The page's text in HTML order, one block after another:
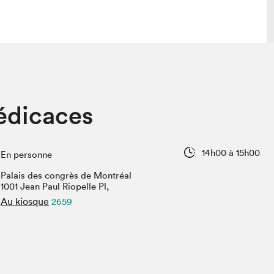
Vidéos et balados
En personne
14h00 à 15h00
Palais des congrès de Montréal
1001 Jean Paul Riopelle Pl,
Au kiosque 2659